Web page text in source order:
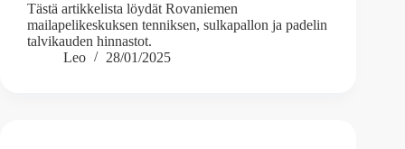
Tästä artikkelista löydät Rovaniemen
mailapelikeskuksen tenniksen, sulkapallon ja padelin
talvikauden hinnastot.
Leo
28/01/2025